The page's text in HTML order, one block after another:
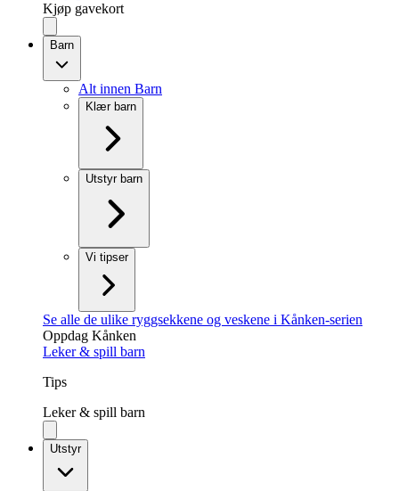
Kjøp gavekort
Barn
Alt innen Barn
Klær barn
Utstyr barn
Vi tipser
Se alle de ulike ryggsekkene og veskene i Kånken-serien
Oppdag Kånken
Leker & spill barn
Tips
Leker & spill barn
Utstyr